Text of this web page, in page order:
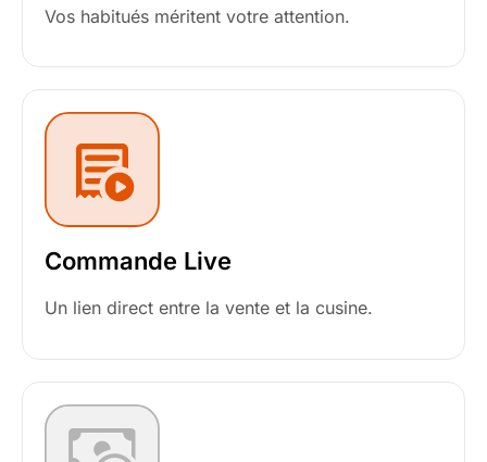
Vos habitués méritent votre attention.
Commande Live
Un lien direct entre la vente et la cusine.